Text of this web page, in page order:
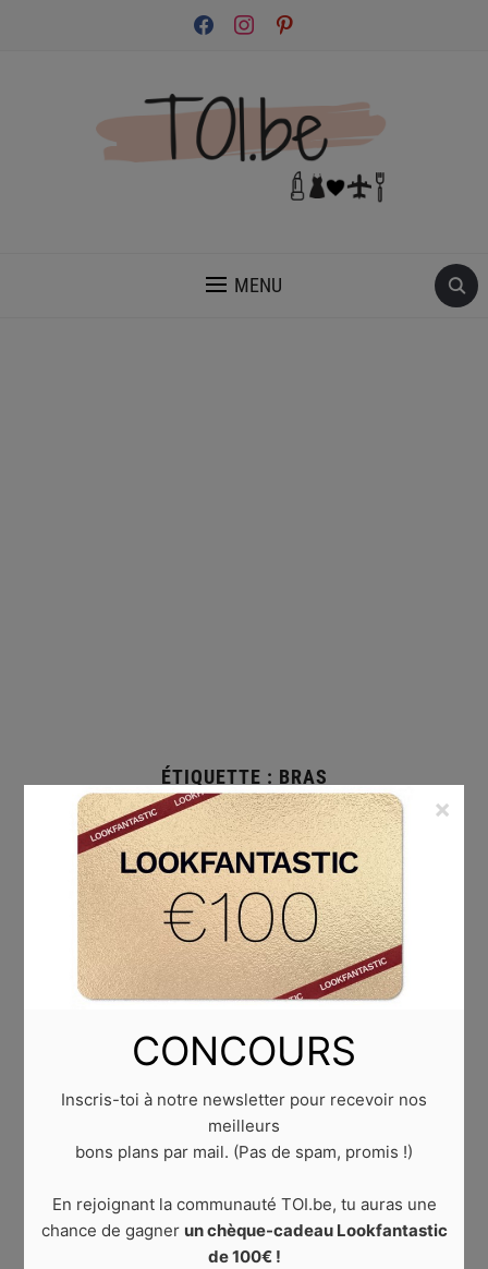
facebookinstagrampinterest
MENU
ÉTIQUETTE : BRAS
CONCOURS
Inscris-toi à notre newsletter pour recevoir nos
meilleurs
bons plans par mail. (Pas de spam, promis !)
En rejoignant la communauté TOI.be, tu auras une
chance de gagner un chèque-cadeau Lookfantastic
de 100€ !
×